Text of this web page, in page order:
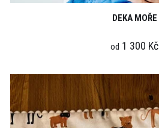
DEKA MOŘE
od 1 300 Kč